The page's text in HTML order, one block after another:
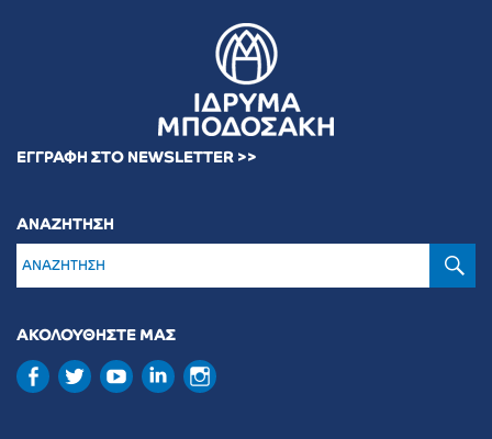
ΕΓΓΡΑΦΗ ΣΤΟ NEWSLETTER >>
ΑΝΑΖΗΤΗΣΗ
ΑΚΟΛΟΥΘΗΣΤΕ ΜΑΣ